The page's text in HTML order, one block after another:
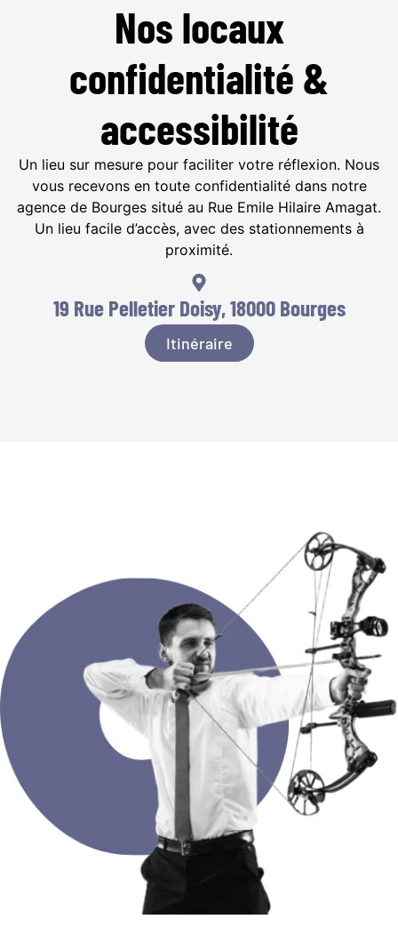
Nos locaux
confidentialité &
accessibilité
Un lieu sur mesure pour faciliter votre réflexion. Nous
vous recevons en toute confidentialité dans notre
agence de Bourges situé au Rue Emile Hilaire Amagat.
Un lieu facile d’accès, avec des stationnements à
proximité.
19 Rue Pelletier Doisy, 18000 Bourges
Itinéraire